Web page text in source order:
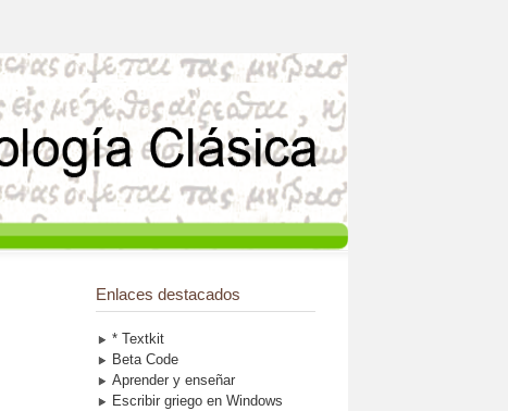
Enlaces destacados
* Textkit
Beta Code
Aprender y enseñar
Escribir griego en Windows